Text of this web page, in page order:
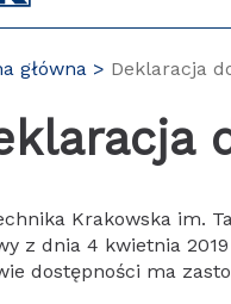
główna Deklaracja
Krakowska im.
z dnia 4 kwietnia
dostępności ma